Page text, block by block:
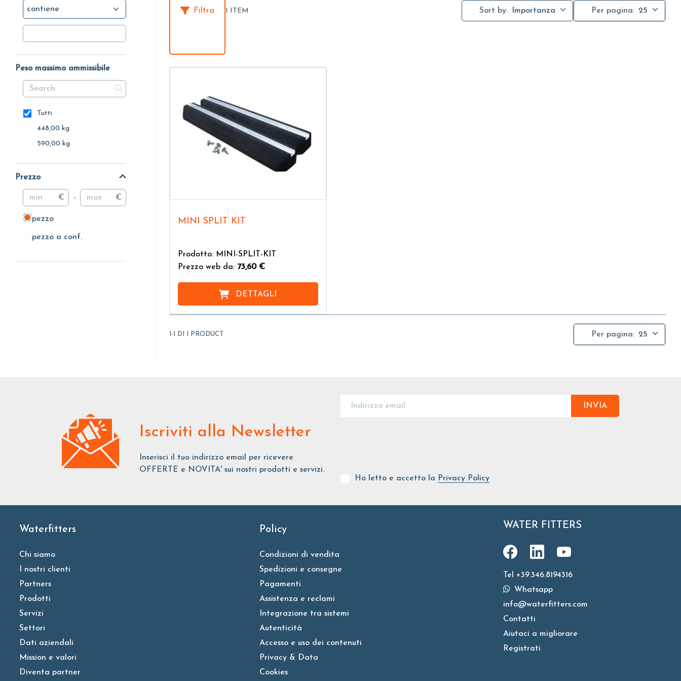
contiene
Peso massimo ammissibile
Tutti
448,00 kg
590,00 kg
Prezzo
€ - €
pezzo
pezzo
pezzo a conf.
pezzo a conf.
Filtra 1 ITEM Sort by: Importanza Per pagina: 25
MINI SPLIT KIT
Prodotto: MINI-SPLIT-KIT
Prezzo web da: 73,60 €
DETTAGLI
1-1 DI 1 PRODUCT Per pagina: 25
Iscriviti alla Newsletter
Inserisci il tuo indirizzo email per ricevere
OFFERTE e NOVITA' sui nostri prodotti e servizi.
INVIA
Ho letto e accetto la Privacy Policy
Waterfitters
Chi siamo
I nostri clienti
Partners
Prodotti
Servizi
Settori
Dati aziendali
Mission e valori
Diventa partner
Policy
Condizioni di vendita
Spedizioni e consegne
Pagamenti
Assistenza e reclami
Integrazione tra sistemi
Autenticità
Accesso e uso dei contenuti
Privacy & Data
Cookies
WATER FITTERS
Tel +39.346.8194316
Whatsapp
info@waterfitters.com
Contatti
Aiutaci a migliorare
Registrati